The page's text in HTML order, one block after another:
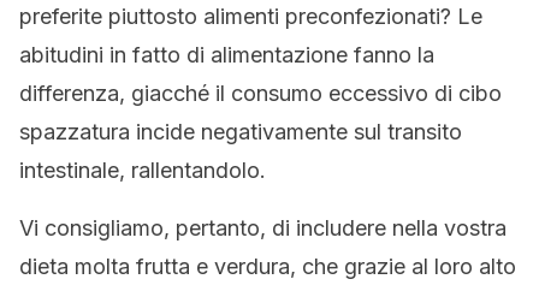
preferite piuttosto alimenti preconfezionati? Le
abitudini in fatto di alimentazione fanno la
differenza, giacché il consumo eccessivo di cibo
spazzatura incide negativamente sul transito
intestinale, rallentandolo.
Vi consigliamo, pertanto, di includere nella vostra
dieta molta frutta e verdura, che grazie al loro alto